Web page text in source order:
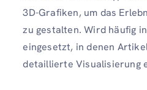
3D-Grafiken, um das
zu gestalten. Wird häufig
eingesetzt, in denen
detaillierte Visualisierung